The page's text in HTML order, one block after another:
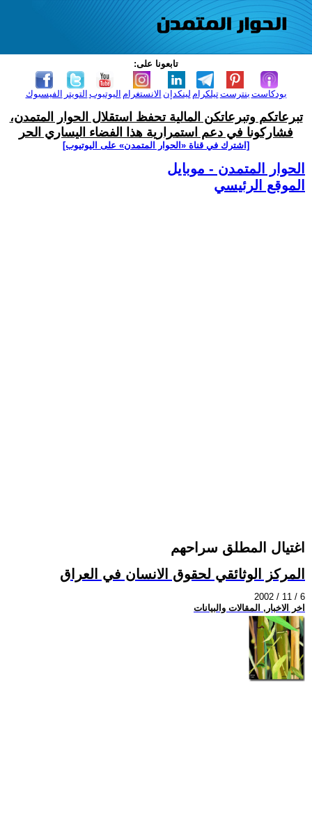
تابعونا على:
الفيسبوك التويتر اليوتيوب الانستغرام لينكدإن تيلكرامبنترست بودكاست
تبرعاتكم وتبرعاتكن المالية تحفظ استقلال الحوار المتمدن،
فشاركونا في دعم استمرارية هذا الفضاء اليساري الحر
[اشترك في قناة ‫«الحوار المتمدن» على اليوتيوب]
الحوار المتمدن - موبايل
الموقع الرئيسي
اغتيال المطلق سراحهم
المركز الوثائقي لحقوق الانسان في العراق
2002 / 11 / 6
اخر الاخبار, المقالات والبيانات